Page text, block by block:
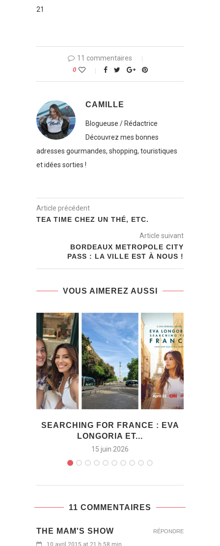
21
11 commentaires
0
CAMILLE
Blogueuse / Rédactrice
Découvrez mes bonnes
adresses gourmandes, shopping, touristiques
et idées sorties !
Article précédent
TEA TIME CHEZ UN THÉ, ETC.
Article suivant
BORDEAUX METROPOLE CITY
PASS : LA VILLE EST À NOUS !
VOUS AIMEREZ AUSSI
SEARCHING FOR FRANCE : EVA
LONGORIA ET...
15 juin 2026
11 COMMENTAIRES
THE MAM'S SHOW RÉPONDRE